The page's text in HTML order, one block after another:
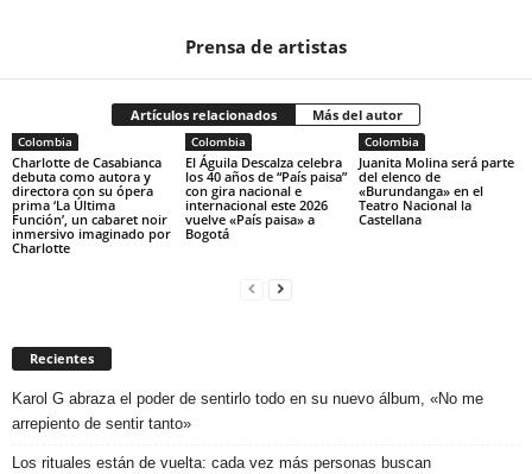
Prensa de artistas
Artículos relacionados Más del autor
Colombia
Charlotte de Casabianca
debuta como autora y
directora con su ópera
prima ‘La Última
Función’, un cabaret noir
inmersivo imaginado por
Charlotte
Colombia
El Águila Descalza celebra
los 40 años de “País paisa”
con gira nacional e
internacional este 2026
vuelve «País paisa» a
Bogotá
Colombia
Juanita Molina será parte
del elenco de
«Burundanga» en el
Teatro Nacional la
Castellana
Recientes
Karol G abraza el poder de sentirlo todo en su nuevo álbum, «No me
arrepiento de sentir tanto»
Los rituales están de vuelta: cada vez más personas buscan